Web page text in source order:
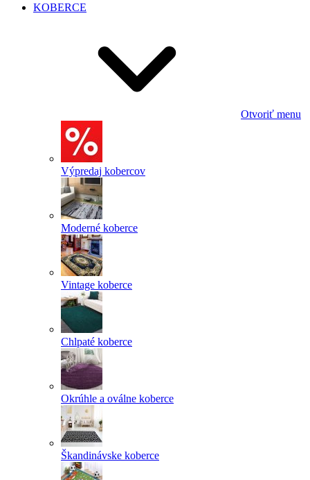
KOBERCE
Otvoriť menu
Výpredaj kobercov
Moderné koberce
Vintage koberce
Chlpaté koberce
Okrúhle a oválne koberce
Škandinávske koberce